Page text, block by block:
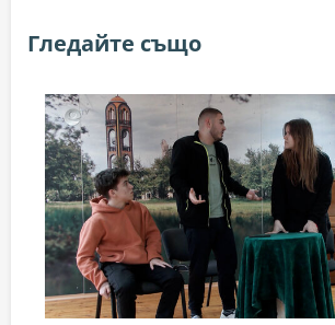
Гледайте също